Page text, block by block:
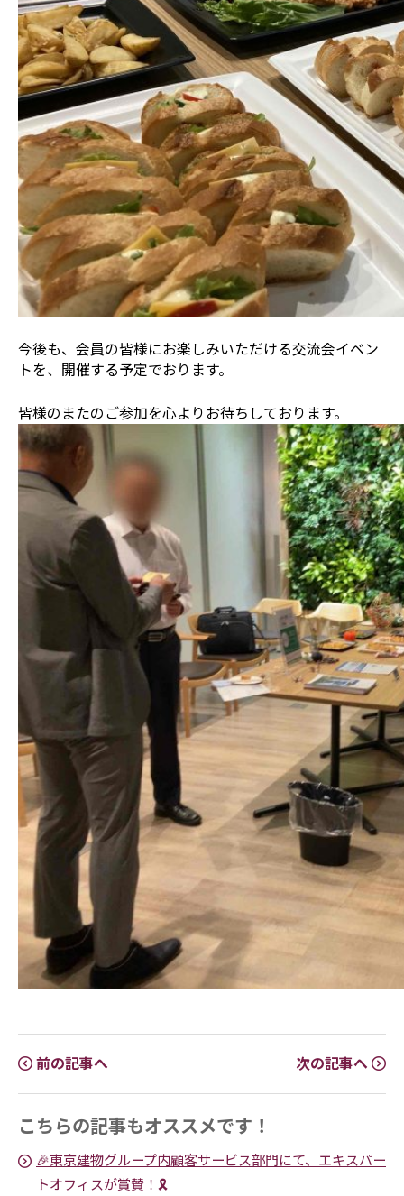
今後も、会員の皆様にお楽しみいただける交流会イベン
トを、開催する予定でおります。
皆様のまたのご参加を心よりお待ちしております。
前の記事へ 次の記事へ
こちらの記事もオススメです！
🎉東京建物グループ内顧客サービス部門にて、エキスパー
トオフィスが賞賛！🎗